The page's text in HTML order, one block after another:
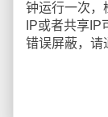
钟运行一次，
IP或者共享
错误屏蔽，请